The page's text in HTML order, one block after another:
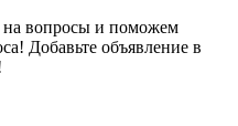
на вопросы и поможем
Добавьте объявление в